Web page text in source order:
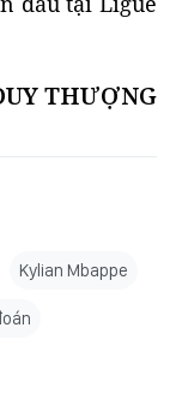
THƯỢNG
Kylian Mbappe